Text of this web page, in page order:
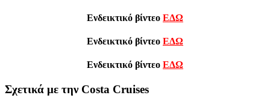
Ενδεικτικό βίντεο ΕΔΩ
Ενδεικτικό βίντεο ΕΔΩ
Ενδεικτικό βίντεο ΕΔΩ
Σχετικά με την Costa Cruises